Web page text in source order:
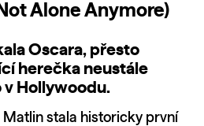
Alone Anymore)
Oscara, přesto
herečka neustále
v Hollywoodu.
Matlin stala historicky první